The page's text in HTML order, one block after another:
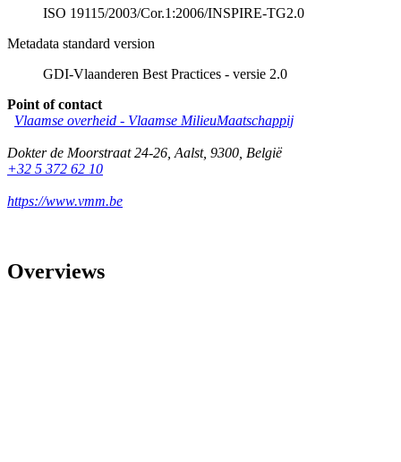
ISO 19115/2003/Cor.1:2006/INSPIRE-TG2.0
Metadata standard version
GDI-Vlaanderen Best Practices - versie 2.0
Point of contact
Vlaamse overheid - Vlaamse MilieuMaatschappij
Dokter de Moorstraat 24-26 Aalst, 9300 België
+32 5 372 62 10
https://www.vmm.be
Overviews